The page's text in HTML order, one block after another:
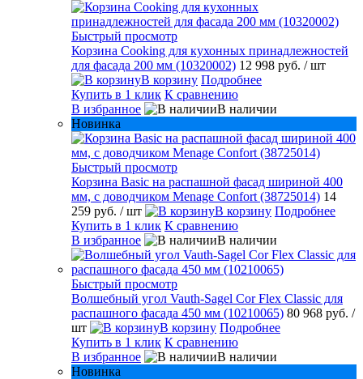
Быстрый просмотр
Корзина Cooking для кухонных принадлежностей
для фасада 200 мм (10320002) 12 998 руб. / шт
В корзину Подробнее
Купить в 1 клик К сравнению
В избранное
В наличии
Новинка
Быстрый просмотр
Корзина Basic на распашной фасад шириной 400
мм, с доводчиком Menage Confort (38725014) 14
259 руб. / шт В корзину Подробнее
Купить в 1 клик К сравнению
В избранное
В наличии
Быстрый просмотр
Волшебный угол Vauth-Sagel Cor Flex Classic для
распашного фасада 450 мм (10210065) 80 968 руб. /
шт
В корзину Подробнее
Купить в 1 клик К сравнению
В избранное
В наличии
Новинка